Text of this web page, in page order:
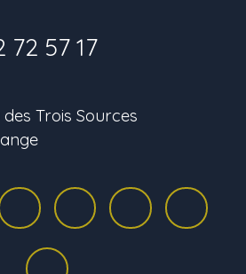
72 57 17
Trois Sources